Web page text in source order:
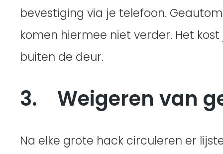
bevestiging via je telefoon.
komen hiermee niet verder. Het
buiten de deur.
3. Weigeren van
Na elke grote hack circuleren er